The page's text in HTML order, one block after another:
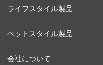
今月の新商品
キャンペーン
お客様の声
ライフスタイル製品
ペットスタイル製品
会社について